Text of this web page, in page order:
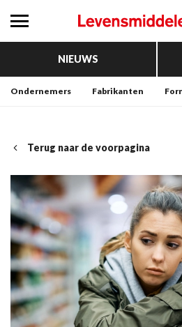
NIEUWS
Ondernemers Fabrikanten
Terug naar de voorpagina